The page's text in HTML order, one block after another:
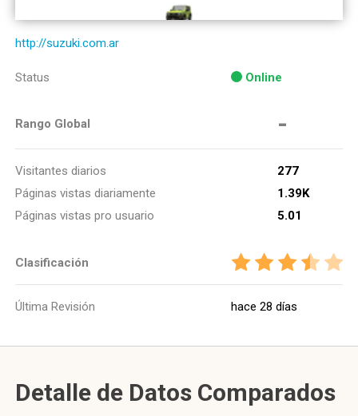
http://suzuki.com.ar
Status Online
Rango Global -
Visitantes diarios
277
Páginas vistas diariamente
1.39K
Páginas vistas pro usuario
5.01
Clasificación
Última Revisión hace 28 días
Detalle de Datos Comparados